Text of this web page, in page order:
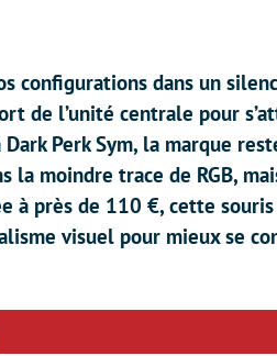
configurations dans un
de l’unité centrale pour
Perk Sym, la marque
la moindre trace de RGB,
à près de 110 €, cette
visuel pour mieux se